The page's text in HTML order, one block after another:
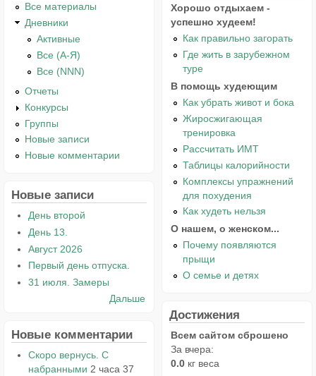
Все материалы
Дневники
Активные
Все (А-Я)
Все (NNN)
Отчеты
Конкурсы
Группы
Новые записи
Новые комментарии
Новые записи
День второй
День 13.
Август 2026
Первый день отпуска.
31 июля. Замеры
Дальше
Новые комментарии
Скоро вернусь. С
набранными 2 часа 37
Хорошо отдыхаем -
успешно худеем!
Как правильно загорать
Где жить в зарубежном
туре
В помощь худеющим
Как убрать живот и бока
Жиросжигающая
тренировка
Рассчитать ИМТ
Таблицы калорийности
Комплексы упражнений
для похудения
Как худеть нельзя
О нашем, о женском...
Почему появляются
прыщи
О семье и детях
Достижения
Всем сайтом сброшено
За вчера:
0.0 кг веса